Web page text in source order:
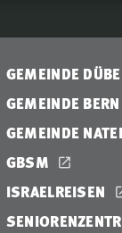
GEMEINDE
GEMEINDE BERN
GEMEINDE
GBSM
ISRAELREISEN